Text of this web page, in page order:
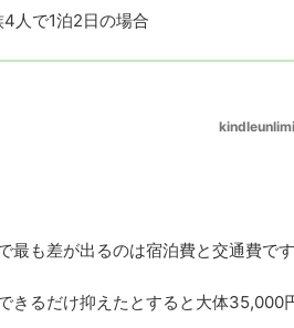
4人で1泊2日の場合
最も差が出るのは宿泊費と交通費です
きるだけ抑えたとすると大体35,000